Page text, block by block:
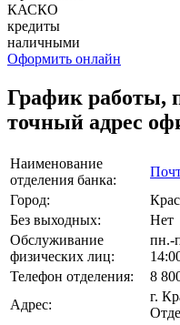
КАСКО
кредиты
наличными
Оформить онлайн
График работы,
точный адрес
Наименование
отделения банка:
Город:
Без выходных:
Нет
Обслуживание
физических лиц:
пн.-
Телефон отделения:
8
Адрес:
г.